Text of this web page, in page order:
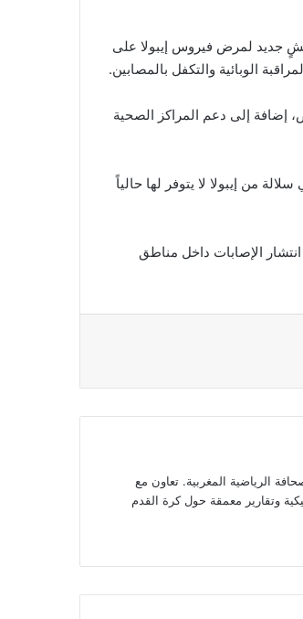
15 ماي الماضي، عن تسجيل تفشٍ جديد لمرض فيروس إيبولا على
الوبائية والتكفل بالمصابين.
إضافة إلى دعم المراكز الصحية
من إيبولا لا يتوفر لها حالياً
الإصابات داخل مناطق
الرياضية المغربية. تعاون مع
وتقارير معمقة حول كرة القدم